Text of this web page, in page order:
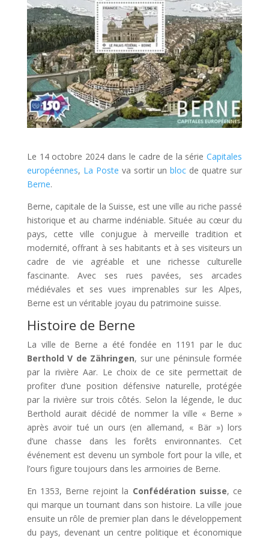
Le 14 octobre 2024 dans le cadre de la sérieCapitales
européennes, La Poste va sortir unbloc de quatre sur
Berne.
Berne, capitale de la Suisse, est une ville au riche passé
historique et au charme indéniable. Située au cœur du
pays, cette ville conjugue à merveille tradition et
modernité, offrant à ses habitants et à ses visiteurs un
cadre de vie agréable et une richesse culturelle
fascinante. Avec ses rues pavées, ses arcades
médiévales et ses vues imprenables sur les Alpes,
Berne est un véritable joyau du patrimoine suisse.
Histoire de Berne
La ville de Berne a été fondée en 1191 par le duc
Berthold V de Zähringen, sur une péninsule formée
par la rivière Aar. Le choix de ce site permettait de
profiter d’une position défensive naturelle, protégée
par la rivière sur trois côtés. Selon la légende, le duc
Berthold aurait décidé de nommer la ville « Berne »
après avoir tué un ours (en allemand, « Bär ») lors
d’une chasse dans les forêts environnantes. Cet
événement est devenu un symbole fort pour la ville, et
l’ours figure toujours dans les armoiries de Berne.
En 1353, Berne rejoint la Confédération suisse, ce
qui marque un tournant dans son histoire. La ville joue
ensuite un rôle de premier plan dans le développement
du pays, devenant un centre politique et économique